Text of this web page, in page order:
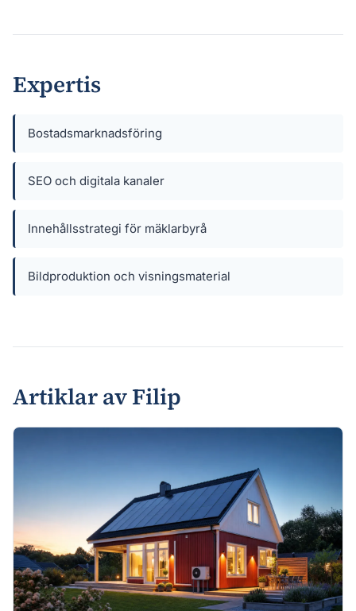
Expertis
Bostadsmarknadsföring
SEO och digitala kanaler
Innehållsstrategi för mäklarbyrå
Bildproduktion och visningsmaterial
Artiklar av Filip